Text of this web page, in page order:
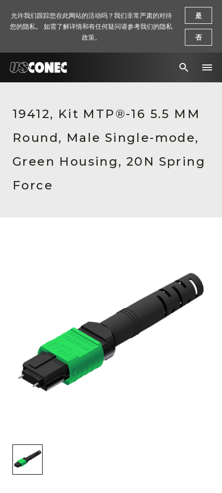
解决方案
产品
资源
关于我们
19412, Kit MTP®-16 5.5 MM
Round, Male Single-mode,
Green Housing, 20N Spring
Force
允许我们跟踪您在此网站的活动吗？我们非常严肃的对待
您的隐私。 如需了解详情和有任何疑问请参考我们的隐私
政策。
是
否